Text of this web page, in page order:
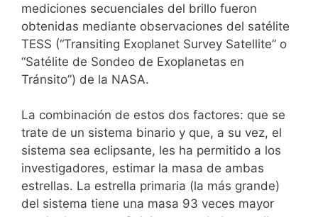
mediciones secuenciales del brillo fueron
obtenidas mediante observaciones del satélite
TESS (“Transiting Exoplanet Survey Satellite” o
“Satélite de Sondeo de Exoplanetas en
Tránsito”) de la NASA.
La combinación de estos dos factores: que se
trate de un sistema binario y que, a su vez, el
sistema sea eclipsante, les ha permitido a los
investigadores, estimar la masa de ambas
estrellas. La estrella primaria (la más grande)
del sistema tiene una masa 93 veces mayor